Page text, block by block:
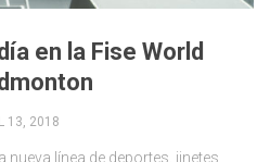
en la Fise World
13, 2018
línea de deportes, jinetes